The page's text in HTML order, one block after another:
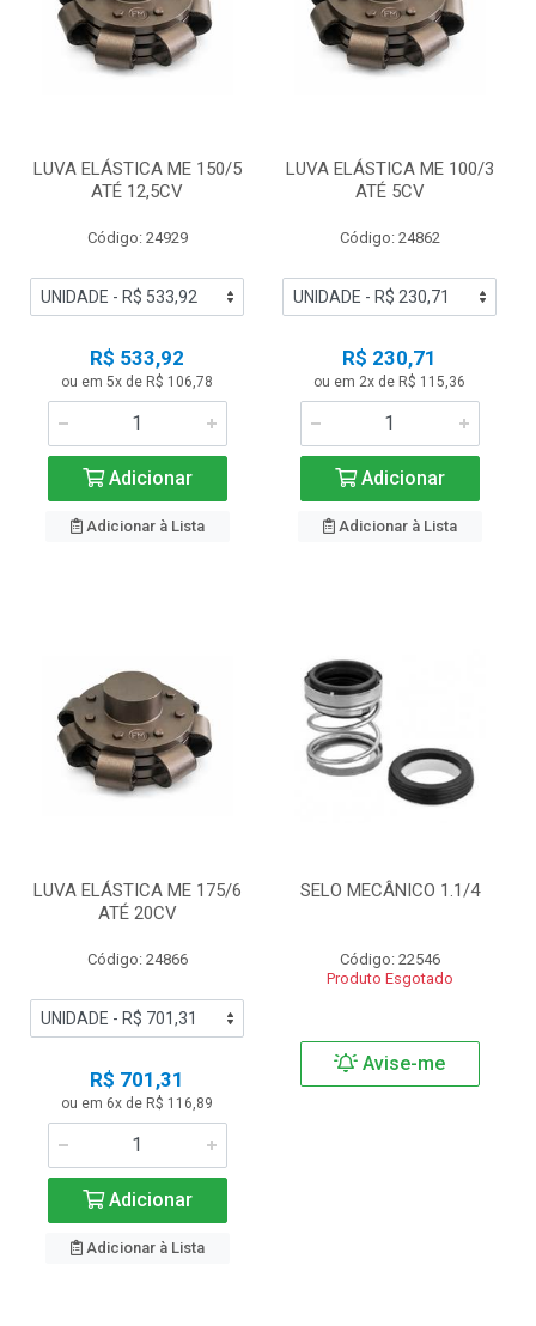
LUVA ELÁSTICA ME 150/5
ATÉ 12,5CV
Código: 24929
R$ 533,92
ou em 5x de R$ 106,78
Adicionar
Adicionar à Lista
LUVA ELÁSTICA ME 100/3
ATÉ 5CV
Código: 24862
R$ 230,71
ou em 2x de R$ 115,36
Adicionar
Adicionar à Lista
LUVA ELÁSTICA ME 175/6
ATÉ 20CV
Código: 24866
R$ 701,31
ou em 6x de R$ 116,89
Adicionar
Adicionar à Lista
SELO MECÂNICO 1.1/4
Código: 22546
Produto Esgotado
Avise-me